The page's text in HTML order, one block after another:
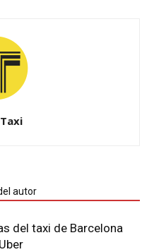
autor
del taxi de Barcelona